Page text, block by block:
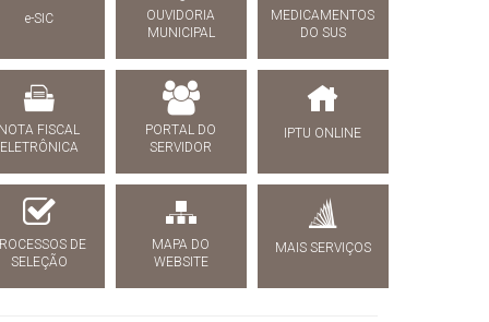
e-SIC
OUVIDORIA
MUNICIPAL
MEDICAMENTOS
DO SUS
FISCAL
ELETRÔNICA
PORTAL DO
SERVIDOR
IPTU ONLINE
DE
SELEÇÃO
MAPA DO
WEBSITE
MAIS SERVIÇOS